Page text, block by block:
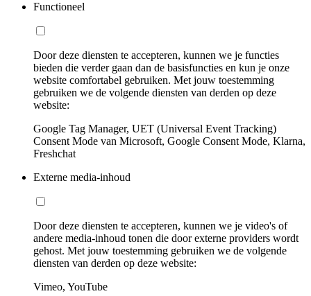
Functioneel
Door deze diensten te accepteren, kunnen we je functies
bieden die verder gaan dan de basisfuncties en kun je onze
website comfortabel gebruiken. Met jouw toestemming
gebruiken we de volgende diensten van derden op deze
website:
Google Tag Manager, UET (Universal Event Tracking)
Consent Mode van Microsoft, Google Consent Mode, Klarna,
Freshchat
Externe media-inhoud
Door deze diensten te accepteren, kunnen we je video's of
andere media-inhoud tonen die door externe providers wordt
gehost. Met jouw toestemming gebruiken we de volgende
diensten van derden op deze website:
Vimeo, YouTube